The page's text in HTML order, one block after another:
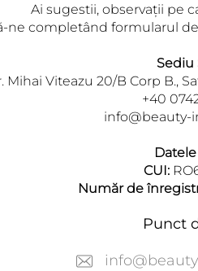
Ai sugestii, observații pe
ne completând formularul
Sediu
Mihai Viteazu 20/B Corp B.,
+40
info@beauty-
CUI:
Număr de
Punct